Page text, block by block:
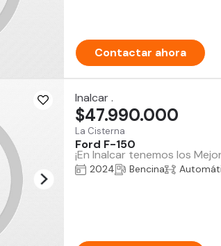
Contactar ahora
Inalcar .
La Cisterna
Ford F-150
¡En Inalcar tenemos los
$47.990.000
2024 Bencina